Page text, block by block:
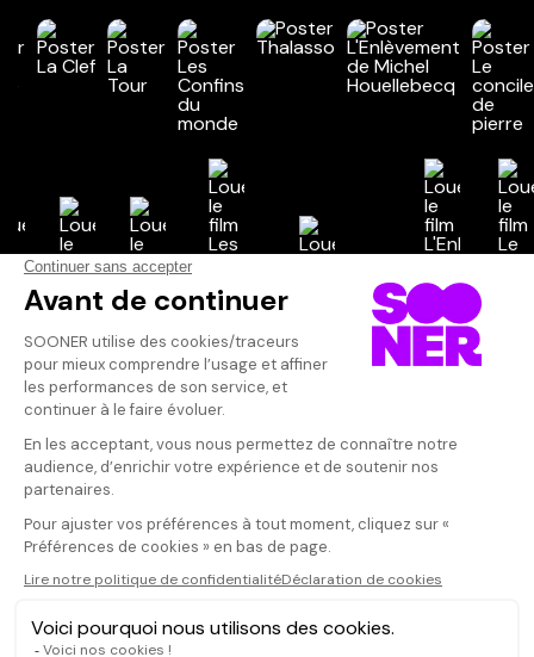
Vos avis
Donnez votre avis
Votre note
Votre commentaire
Il faut vous connecter pour
publier un avis
CONNEXION